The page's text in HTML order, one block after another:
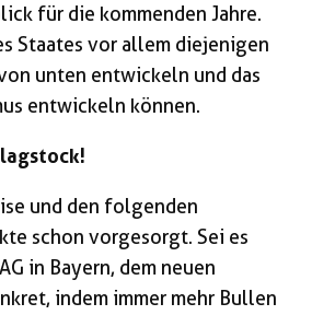
für die kommenden Jahre.
Staates vor allem diejenigen
unten entwickeln und das
entwickeln können.
und den folgenden
schon vorgesorgt. Sei es
in Bayern, dem neuen
indem immer mehr Bullen